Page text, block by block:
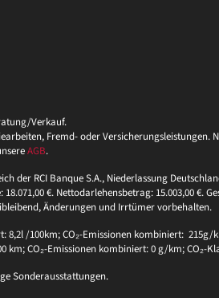
Verkauf.
Fremd- oder
AGB.
RCI Banque S.A., Niederlassung
€. Nettodarlehensbetrag: 15.003,00
Änderungen und Irrtümer vorbehalten.
8,2l /100km; CO₂-Emissionen kombiniert: 215g/
km; CO₂-Emissionen kombiniert: 0 g/km; CO₂-
Sonderausstattungen.